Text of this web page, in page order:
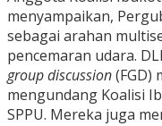
menyampaikan,
sebagai arahan
pencemaran udara.
group discussion(FGD)
mengundang Koalisi
SPPU. Mereka juga